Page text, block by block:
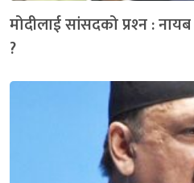
मोदीलाई सांसदको प्रश्‍न :
?